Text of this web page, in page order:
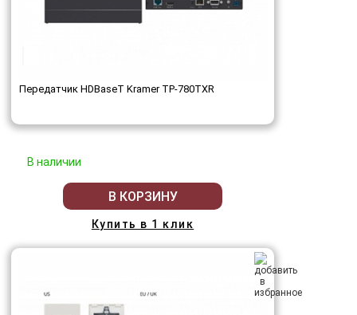
Передатчик HDBaseT Kramer TP-780TXR
В наличии
В КОРЗИНУ
Купить в 1 клик